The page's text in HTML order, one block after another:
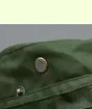
en militaria